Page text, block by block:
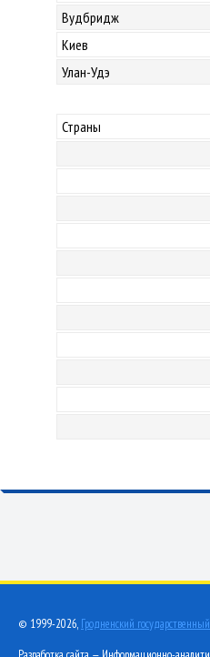
Вудбридж
Киев
Улан-Удэ
Страны
© 1999-2026, Гродненский